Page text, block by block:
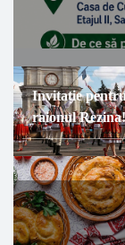
Invitație
raionul Rezina!